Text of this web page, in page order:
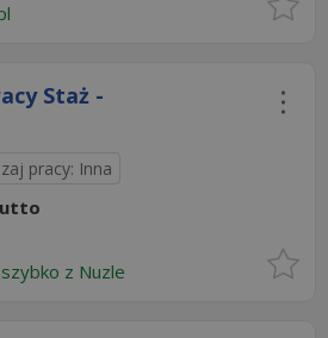
Staż -
pracy: Inna
z Nuzle